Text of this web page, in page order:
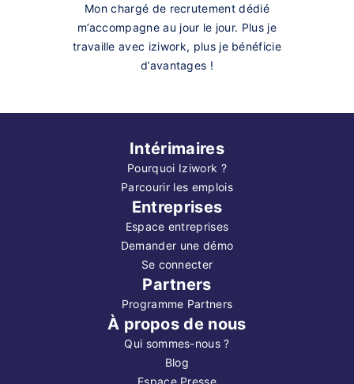
Mon chargé de recrutement dédié
m’accompagne au jour le jour. Plus je
travaille avec iziwork, plus je bénéficie
d’avantages !
Intérimaires
Pourquoi Iziwork ?
Parcourir les emplois
Entreprises
Espace entreprises
Demander une démo
Se connecter
Partners
Programme Partners
À propos de nous
Qui sommes-nous ?
Blog
Espace Presse